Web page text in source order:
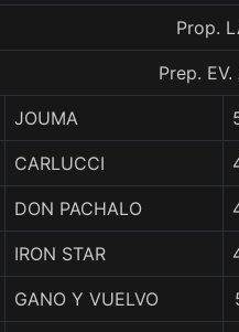
Prop.
Prep.
JOUMA
CARLUCCI
DON PACHALO
IRON STAR
GANO Y VUELVO